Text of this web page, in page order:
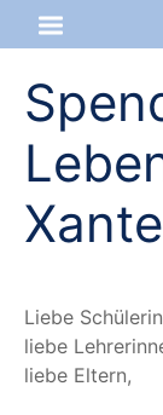
Das
Service
Lie­be
lie­be
lie­be Eltern,